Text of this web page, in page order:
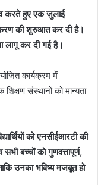
करते हुए एक जुलाई
की शुरुआत कर दी है।
लागू कर दी गई है।
कार्यक्रम में
संस्थानों को मान्यता
को एनसीईआरटी की
बच्चों को गुणवत्तापूर्ण,
उनका भविष्य मजबूत हो